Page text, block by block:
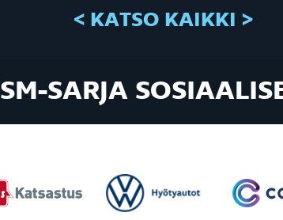
< KATSO KAIKKI >
SM-SARJA